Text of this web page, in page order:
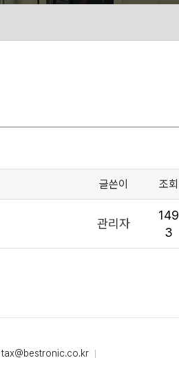
글쓴이 조회
관리자
149
3
tax@bestronic.co.kr